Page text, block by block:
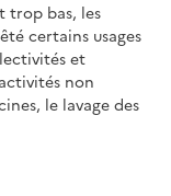
trop bas, les
certains usages
et
non
le lavage des